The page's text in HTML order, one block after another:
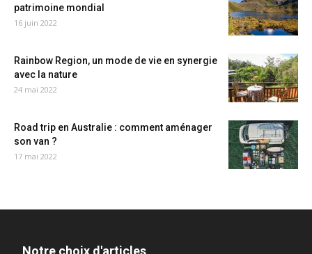
patrimoine mondial
16 juin 2022
Rainbow Region, un mode de vie en synergie
avec la nature
24 mai 2022
Road trip en Australie : comment aménager
son van ?
17 mai 2022
Notre choix d'articles